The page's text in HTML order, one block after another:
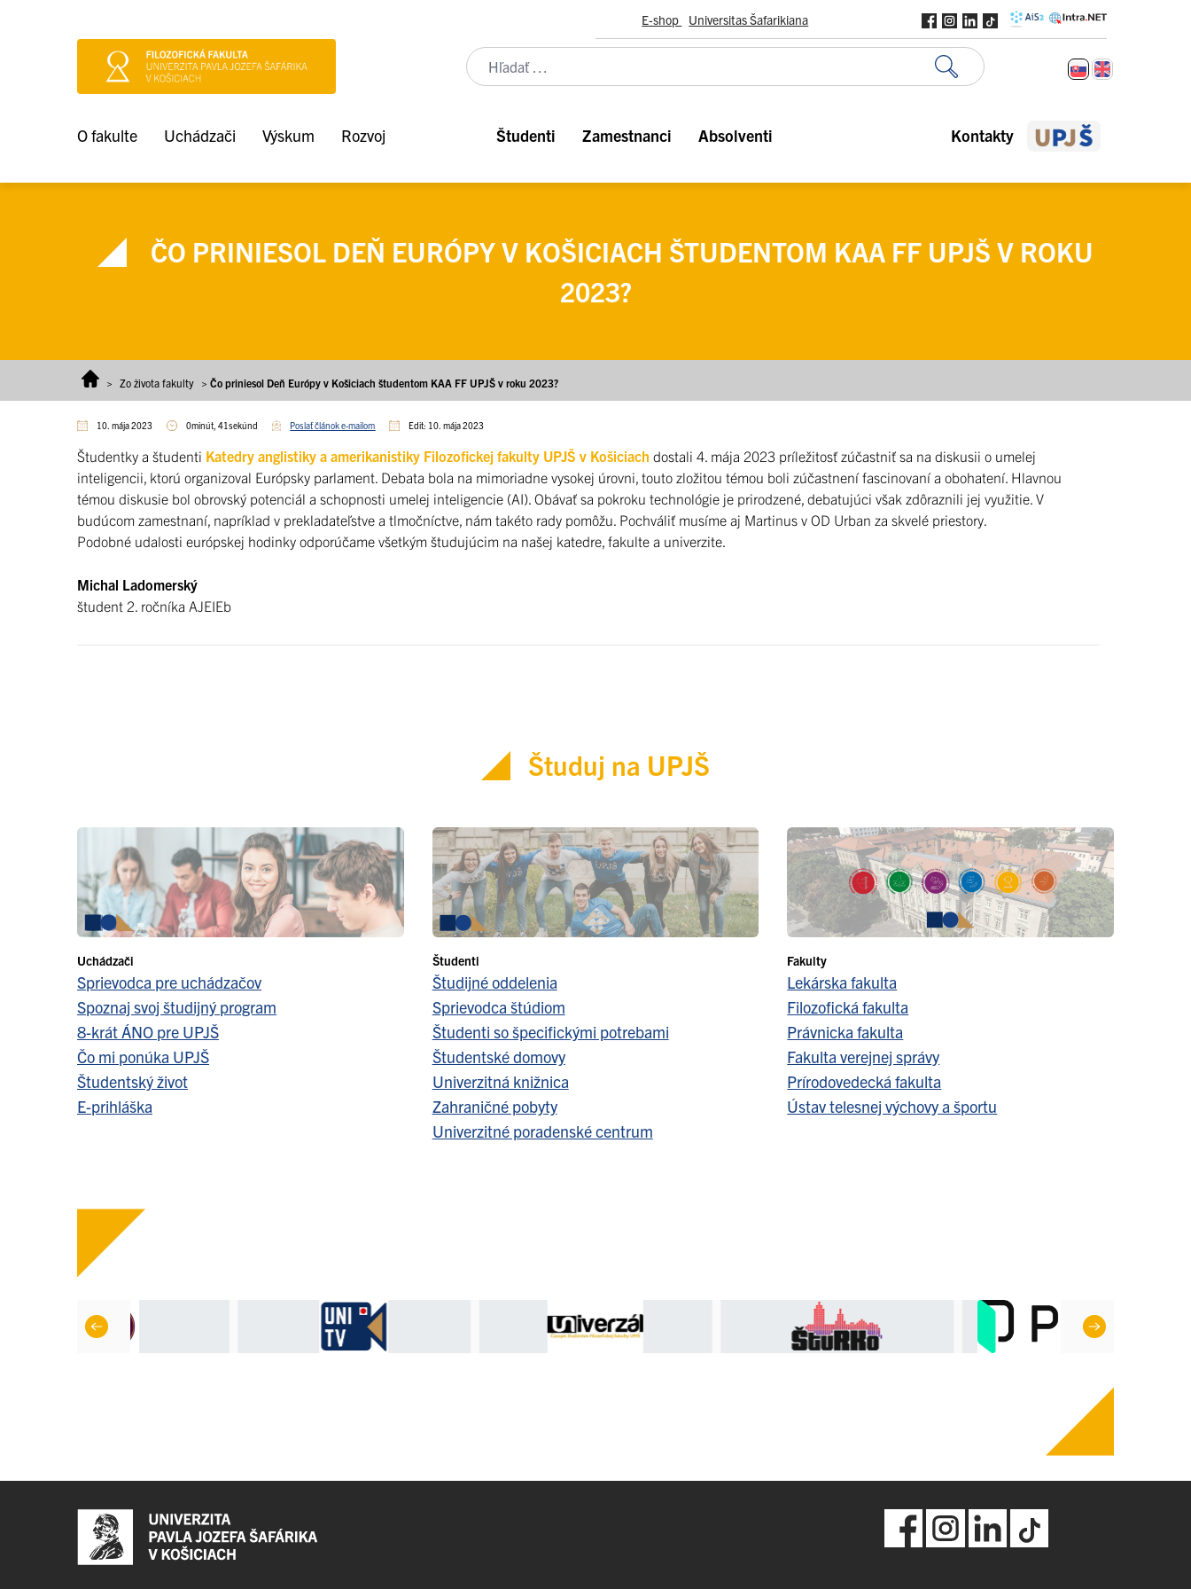
E-shop Universitas Šafarikiana
O fakulte Uchádzači Výskum Rozvoj Študenti Zamestnanci Absolventi Kontakty
ČO PRINIESOL DEŇ EURÓPY V KOŠICIACH ŠTUDENTOM KAA FF UPJŠ V ROKU
2023?
> Zo života fakulty > Čo priniesol Deň Európy v Košiciach študentom KAA FF UPJŠ v roku 2023?
10. mája 2023 0minút, 41sekúnd Poslať článok e-mailom Edit: 10. mája 2023
Študentky a študenti Katedry anglistiky a amerikanistiky Filozofickej fakulty UPJŠ v Košiciach dostali 4. mája 2023 príležitosť zúčastniť sa na diskusii o umelej
inteligencii, ktorú organizoval Európsky parlament. Debata bola na mimoriadne vysokej úrovni, touto zložitou témou boli zúčastnení fascinovaní a obohatení. Hlavnou
témou diskusie bol obrovský potenciál a schopnosti umelej inteligencie (AI). Obávať sa pokroku technológie je prirodzené, debatujúci však zdôraznili jej využitie. V
budúcom zamestnaní, napríklad v prekladateľstve a tlmočníctve, nám takéto rady pomôžu. Pochváliť musíme aj Martinus v OD Urban za skvelé priestory.
Podobné udalosti európskej hodinky odporúčame všetkým študujúcim na našej katedre, fakulte a univerzite.
Michal Ladomerský
študent 2. ročníka AJEIEb
Študuj na UPJŠ
Uchádzači
Sprievodca pre uchádzačov
Spoznaj svoj študijný program
8-krát ÁNO pre UPJŠ
Čo mi ponúka UPJŠ
Študentský život
E-prihláška
Študenti
Študijné oddelenia
Sprievodca štúdiom
Študenti so špecifickými potrebami
Študentské domovy
Univerzitná knižnica
Zahraničné pobyty
Univerzitné poradenské centrum
Fakulty
Lekárska fakulta
Filozofická fakulta
Právnicka fakulta
Fakulta verejnej správy
Prírodovedecká fakulta
Ústav telesnej výchovy a športu